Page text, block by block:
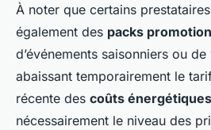
À noter que certains
également des packs
d’événements saisonniers ou
abaissant temporairement le
récente des coûts énergétiques
nécessairement le niveau des